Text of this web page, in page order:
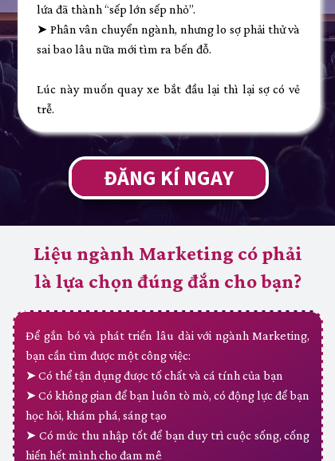
lứa đã thành “sếp lớn sếp nhỏ”.
➤ Phân vân chuyển ngành, nhưng lo sợ phải thử và
sai bao lâu nữa mới tìm ra bến đỗ.
Lúc này muốn quay xe bắt đầu lại thì lại sợ có vẻ
trễ.
ĐĂNG KÍ NGAY
Để gắn bó và phát triển lâu dài với ngành Marketing,
bạn cần tìm được một công việc:
➤ Có thể tận dụng được tố chất và cá tính của bạn
➤ Có không gian để bạn luôn tò mò, có động lực để bạn
học hỏi, khám phá, sáng tạo
➤ Có mức thu nhập tốt để bạn duy trì cuộc sống, cống
hiến hết mình cho đam mê
Liệu ngành Marketing có phải
là lựa chọn đúng đắn cho bạn?